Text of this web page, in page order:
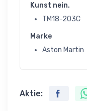
Kunst nein.
TM18-203C
Marke
Aston Martin
Aktie: